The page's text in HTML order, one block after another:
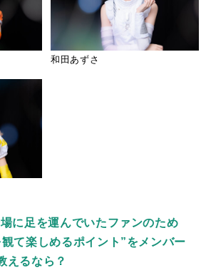
和田あずさ
に足を運んでいたファンのため
て楽しめるポイント”をメンバー
えるなら？